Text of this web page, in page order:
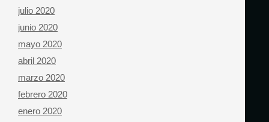
julio 2020
junio 2020
mayo 2020
abril 2020
marzo 2020
febrero 2020
enero 2020